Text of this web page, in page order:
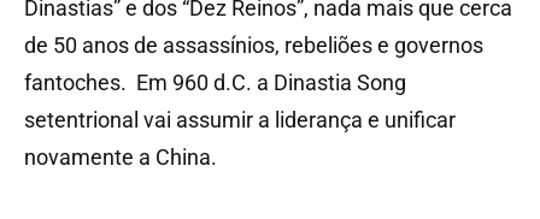
Dinastias” e dos “Dez Reinos”, nada mais que cerca
de 50 anos de assassínios, rebeliões e governos
fantoches. Em 960 d.C. a Dinastia Song
setentrional vai assumir a liderança e unificar
novamente a China.